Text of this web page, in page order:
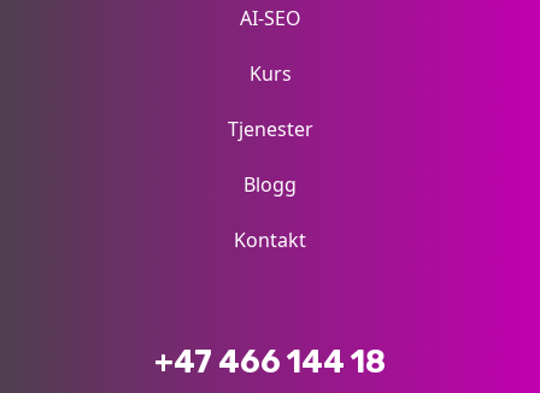
AI-SEO
Kurs
Tjenester
Blogg
Kontakt
+47 466 144 18